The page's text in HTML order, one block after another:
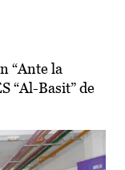
“Ante la
“Al-Basit” de